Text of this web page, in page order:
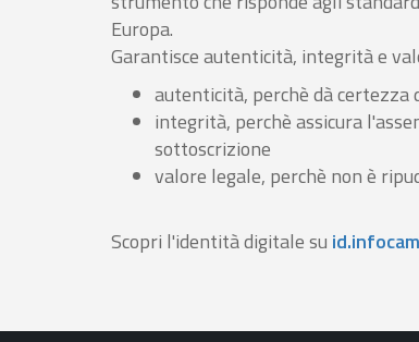
Europa.
Garantisce autenticità, integrità e
autenticità, perchè dà
integrità, perchè assicura
sottoscrizione
valore legale, perchè non è
Scopri l'identità digitale su